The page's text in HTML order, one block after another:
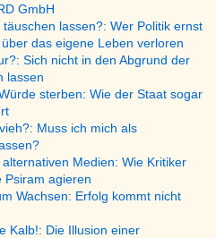
GmbH
lassen?: Wer Politik ernst
das eigene Leben verloren
Sich nicht in den Abgrund der
lassen
sterben: Wie der Staat sogar
Muss ich mich als
Medien: Wie Kritiker
Psiram agieren
Wachsen: Erfolg kommt nicht
Kalb!: Die Illusion einer